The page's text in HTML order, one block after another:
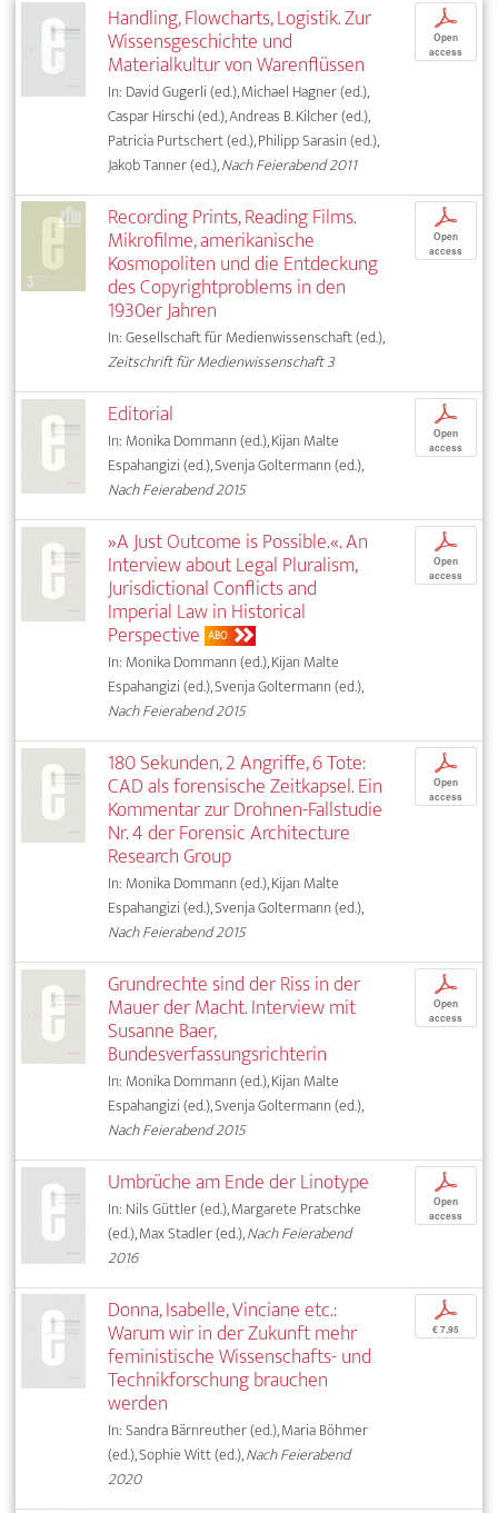
Handling, Flowcharts, Logistik. Zur
Wissensgeschichte und
Materialkultur von Warenflüssen
In: David Gugerli (ed.), Michael Hagner (ed.),
Caspar Hirschi (ed.), Andreas B. Kilcher (ed.),
Patricia Purtschert (ed.), Philipp Sarasin (ed.),
Jakob Tanner (ed.),Nach Feierabend 2011
p
Open
access
Recording Prints, Reading Films.
Mikrofilme, amerikanische
Kosmopoliten und die Entdeckung
des Copyrightproblems in den
1930er Jahren
In: Gesellschaft für Medienwissenschaft (ed.),
Zeitschrift für Medienwissenschaft 3
p
Open
access
Editorial
In: Monika Dommann (ed.), Kijan Malte
Espahangizi (ed.), Svenja Goltermann (ed.),
Nach Feierabend 2015
p
Open
access
»A Just Outcome is Possible.«. An
Interview about Legal Pluralism,
Jurisdictional Conflicts and
Imperial Law in Historical
Perspective ABO
In: Monika Dommann (ed.), Kijan Malte
Espahangizi (ed.), Svenja Goltermann (ed.),
Nach Feierabend 2015
p
Open
access
180 Sekunden, 2 Angriffe, 6 Tote:
CAD als forensische Zeitkapsel. Ein
Kommentar zur Drohnen-Fallstudie
Nr. 4 der Forensic Architecture
Research Group
In: Monika Dommann (ed.), Kijan Malte
Espahangizi (ed.), Svenja Goltermann (ed.),
Nach Feierabend 2015
p
Open
access
Grundrechte sind der Riss in der
Mauer der Macht. Interview mit
Susanne Baer,
Bundesverfassungsrichterin
In: Monika Dommann (ed.), Kijan Malte
Espahangizi (ed.), Svenja Goltermann (ed.),
Nach Feierabend 2015
p
Open
access
Umbrüche am Ende der Linotype
In: Nils Güttler (ed.), Margarete Pratschke
(ed.), Max Stadler (ed.),Nach Feierabend
2016
p
Open
access
Donna, Isabelle, Vinciane etc.:
Warum wir in der Zukunft mehr
feministische Wissenschafts- und
Technikforschung brauchen
werden
In: Sandra Bärnreuther (ed.), Maria Böhmer
(ed.), Sophie Witt (ed.),Nach Feierabend
2020
p
€ 7,95